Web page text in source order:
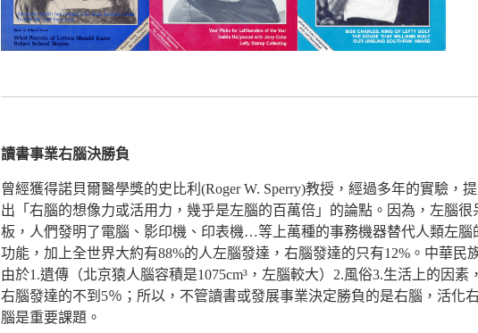
讀書事業右腦決勝負
曾經獲得諾貝爾醫學獎的史比利(Roger W. Sperry)教授，經過多年的實驗，提
出「右腦的想像力或活用力，幾乎是左腦的百萬倍」的論點。因為，左腦很
板，人們發明了電腦、影印機、印表機…等上萬種的事務機器替代人類左腦
功能，加上全世界大約有88%的人左腦發達，右腦發達的只有12%。中華民
由於1.遺傳（北京猿人腦容積是1075cm³，左腦較大）2.風俗3.生活上的因素，
右腦發達的不到5％；所以，不管讀書或發展事業決定勝負的是右腦，活化右
腦是重要課題。